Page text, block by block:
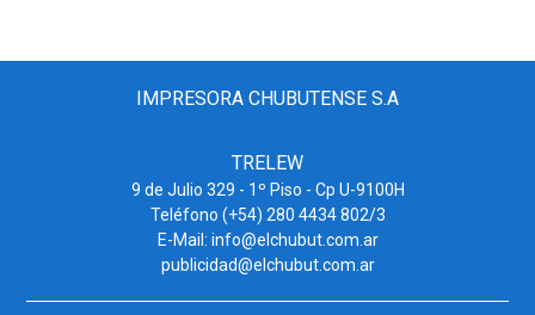
IMPRESORA CHUBUTENSE S.A
TRELEW
9 de Julio 329 - 1º Piso - Cp U-9100H
Teléfono (+54) 280 4434 802/3
E-Mail: info@elchubut.com.ar
publicidad@elchubut.com.ar